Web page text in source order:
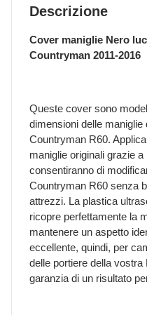
Descrizione
Cover maniglie Nero
Countryman 2011-2016
Queste cover sono
dimensioni delle
Countryman R60.
maniglie originali grazie
consentiranno di
Countryman R60 senza
attrezzi. La plastica
ricopre perfettamente la
mantenere un aspetto
eccellente, quindi, per
delle portiere della
garanzia di un risultato